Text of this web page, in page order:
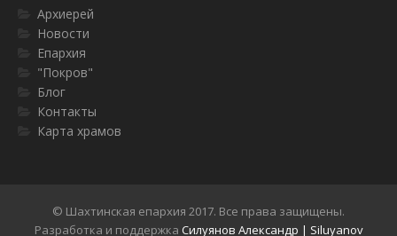
Архиерей
Новости
Епархия
"Покров"
Блог
Контакты
Карта храмов
© Шахтинская епархия 2017. Все права защищены.
Разработка и поддержка Силуянов Александр | Siluyanov